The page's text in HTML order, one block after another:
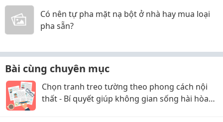
Có nên tự pha mặt nạ bột ở nhà hay mua loại
pha sẵn?
Bài cùng chuyên mục
Chọn tranh treo tường theo phong cách nội
thất - Bí quyết giúp không gian sống hài hòa